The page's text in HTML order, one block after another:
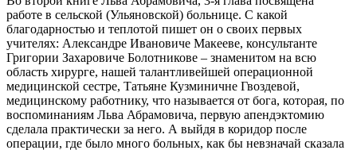
работе в сельской (Ульяновской) больнице. С какой
благодарностью и теплотой пишет он о своих первых
учителях: Александре Ивановиче Макееве, консультанте
Григории Захаровиче Болотникове – знаменитом на всю
область хирурге, нашей талантливейшей операционной
медицинской сестре, Татьяне Кузминичне Гвоздевой,
медицинскому работнику, что называется от бога, которая, по
воспоминаниям Льва Абрамовича, первую апендэктомию
сделала практически за него. А выйдя в коридор после
операции, где было много больных, как бы невзначай сказала